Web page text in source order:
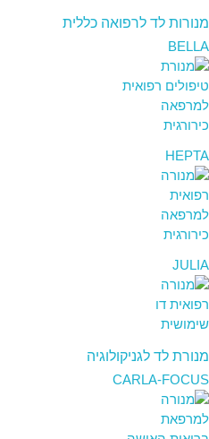
מנורות לד לרפואה כללית
BELLA
HEPTA
JULIA
מנורת לד לגניקולוגיה
CARLA-FOCUS